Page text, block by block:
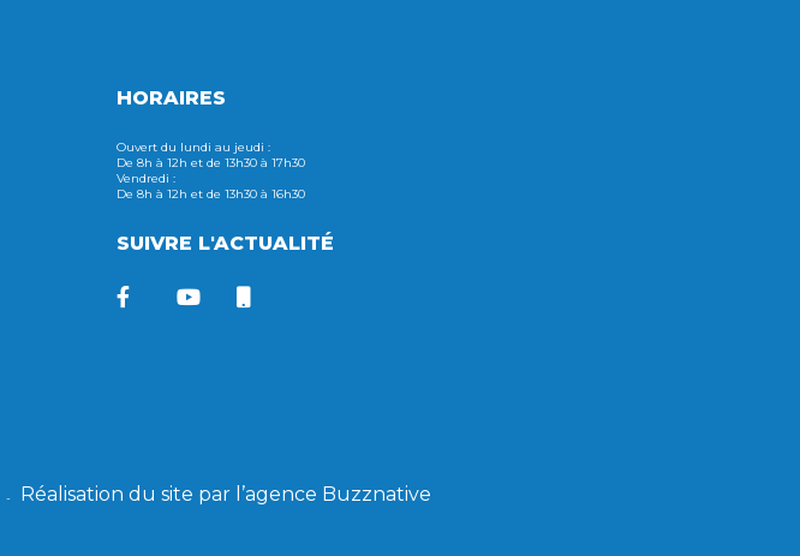
HORAIRES
Ouvert du lundi au jeudi :
De 8h à 12h et de 13h30 à 17h30
Vendredi :
De 8h à 12h et de 13h30 à 16h30
SUIVRE L'ACTUALITÉ
Réalisation du site par l’agence Buzznative